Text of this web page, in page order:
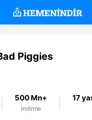
Piggies
500 Mn+
İndirme
17